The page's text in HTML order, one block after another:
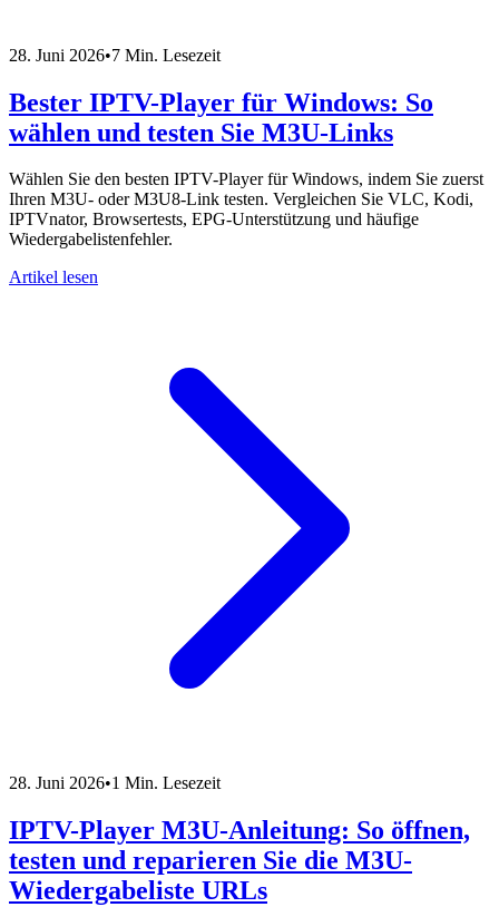
28. Juni 2026•7 Min. Lesezeit
Bester IPTV-Player für Windows: So
wählen und testen Sie M3U-Links
Wählen Sie den besten IPTV-Player für Windows, indem Sie zuerst
Ihren M3U- oder M3U8-Link testen. Vergleichen Sie VLC, Kodi,
IPTVnator, Browsertests, EPG-Unterstützung und häufige
Wiedergabelistenfehler.
Artikel lesen
28. Juni 2026•1 Min. Lesezeit
IPTV-Player M3U-Anleitung: So öffnen,
testen und reparieren Sie die M3U-
Wiedergabeliste URLs